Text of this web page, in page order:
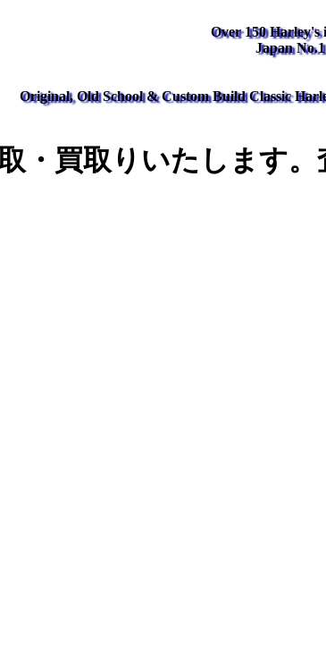
Over 150 Harley's
Japan No.1
Original, Old School & Custom Build Classic
・買取りいたします